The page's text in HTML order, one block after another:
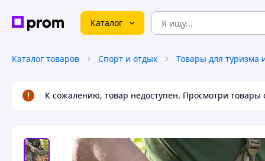
Каталог
Каталог товаров Спорт и отдых Товары для туризма
К сожалению, товар недоступен. Просмотри товары